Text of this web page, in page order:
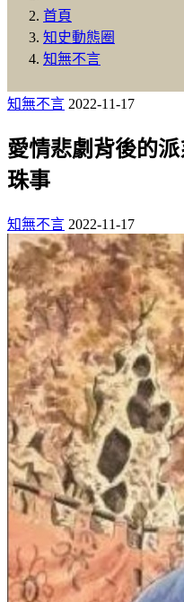
首頁
知史動態圈
知無不言
知無不言 2022-11-17
愛情悲劇背後的
珠事
知無不言 2022-11-17